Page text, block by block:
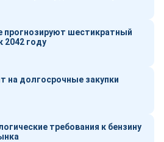
прогнозируют шестикратный
2042 году
на долгосрочные закупки
требования к бензину